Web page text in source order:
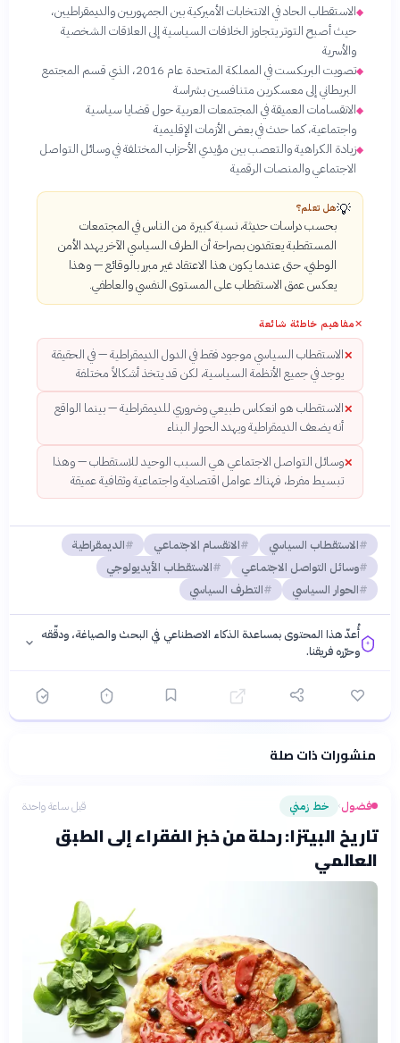
◆الاستقطاب الحاد في الانتخابات الأميركية بين الجمهوريين والديمقراطيين،
حيث أصبح التوتر يتجاوز الخلافات السياسية إلى العلاقات الشخصية
والأسرية
◆
تصويت البريكست في المملكة المتحدة عام 2016، الذي قسم المجتمع
البريطاني إلى معسكرين متنافسين بشراسة
◆الانقسامات العميقة في المجتمعات العربية حول قضايا سياسية
واجتماعية، كما حدث في بعض الأزمات الإقليمية
◆زيادة الكراهية والتعصب بين مؤيدي الأحزاب المختلفة في وسائل التواصل
الاجتماعي والمنصات الرقمية
💡هل تعلم؟
بحسب دراسات حديثة، نسبة كبيرة من الناس في المجتمعات
المستقطبة يعتقدون بصراحة أن الطرف السياسي الآخر يهدد الأمن
الوطني، حتى عندما يكون هذا الاعتقاد غير مبرر بالوقائع — وهذا
يعكس عمق الاستقطاب على المستوى النفسي والعاطفي.
✕مفاهيم خاطئة شائعة
✕الاستقطاب السياسي موجود فقط في الدول الديمقراطية — في الحقيقة
يوجد في جميع الأنظمة السياسية، لكن قد يتخذ أشكالاً مختلفة
✕الاستقطاب هو انعكاس طبيعي وضروري للديمقراطية — بينما الواقع
أنه يضعف الديمقراطية ويهدد الحوار البناء
✕وسائل التواصل الاجتماعي هي السبب الوحيد للاستقطاب — وهذا
تبسيط مفرط، فهناك عوامل اقتصادية واجتماعية وثقافية عميقة
الاستقطاب السياسي الانقسام الاجتماعي
الديمقراطية
وسائل التواصل الاجتماعي
الاستقطاب الأيديولوجي
الحوار السياسي
التطرف السياسي
أُعدّ هذا المحتوى بمساعدة الذكاء الاصطناعي في البحث والصياغة، ودقّقه
وحرّره فريقنا.
فلسفتنا المعرفية· سياسة الذكاء الاصطناعيمنشورات ذات صلة
فضول› خط زمني قبل ساعة واحدة
تاريخ البيتزا: رحلة من خبز الفقراء إلى الطبق
العالمي